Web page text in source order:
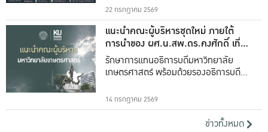
22 กรกฎาคม 2569
แนะนำคณะผู้บริหารชุดใหม่ ภายใต้
การนำของ ผศ.น.สพ.ดร.คงศักดิ์ เที่ยง
ธรรม
รักษาการแทนอธิการบดีมหาวิทยาลัย
เกษตรศาสตร์ พร้อมด้วยรองอธิการบดีทั้ง
14 กรกฎาคม 2569
ข่าวทั้งหมด